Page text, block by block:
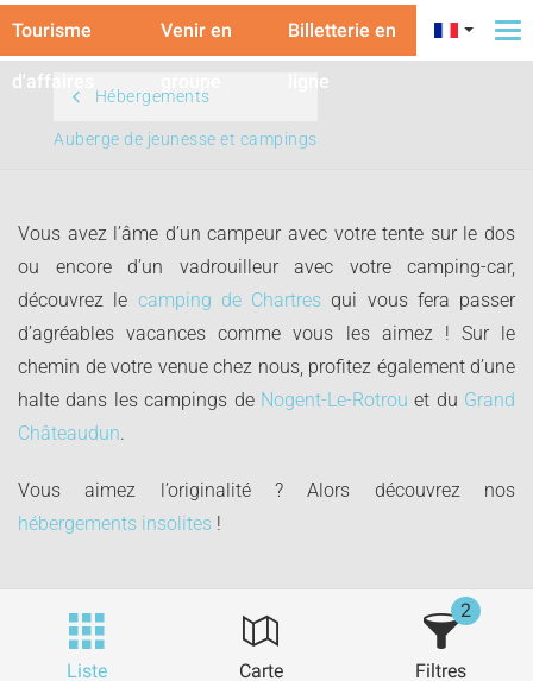
Tourisme
d'affaires
Venir en Billetterie en
ligne
Hébergements
Auberge de jeunesse et campings
Vous avez l’âme d’un campeur avec votre tente sur le dos
ou encore d’un vadrouilleur avec votre camping-car,
découvrez le camping de Chartres qui vous fera passer
d’agréables vacances comme vous les aimez ! Sur le
chemin de votre venue chez nous, profitez également d’une
halte dans les campings de Nogent-Le-Rotrou et du Grand
Châteaudun.
Vous aimez l’originalité ? Alors découvrez nos
hébergements insolites !
Liste Carte Filtres
2